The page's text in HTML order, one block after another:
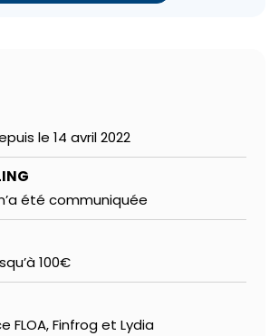
le 14 avril 2022
été communiquée
100€
FLOA, Finfrog et Lydia